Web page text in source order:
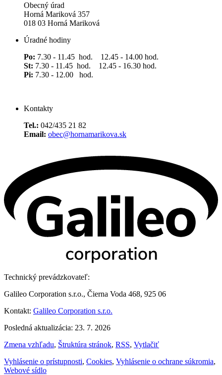
Obecný úrad
Horná Mariková 357
018 03 Horná Mariková
Úradné hodiny
Po: 7.30 - 11.45 hod. 12.45 - 14.00 hod.
St: 7.30 - 11.45 hod. 12.45 - 16.30 hod.
Pi: 7.30 - 12.00 hod.
Kontakty
Tel.: 042/435 21 82
Email: obec@hornamarikova.sk
Technický prevádzkovateľ:
Galileo Corporation s.r.o., Čierna Voda 468, 925 06
Kontakt: Galileo Corporation s.r.o.
Posledná aktualizácia: 23. 7. 2026
Zmena vzhľadu, Štruktúra stránok, RSS, Vytlačiť
Vyhlásenie o prístupnosti, Cookies, Vyhlásenie o ochrane súkromia,
Webové sídlo